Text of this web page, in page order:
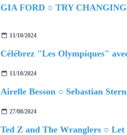
GIA FORD ○ TRY CHANGING
11/10/2024
11/10/2024
27/08/2024